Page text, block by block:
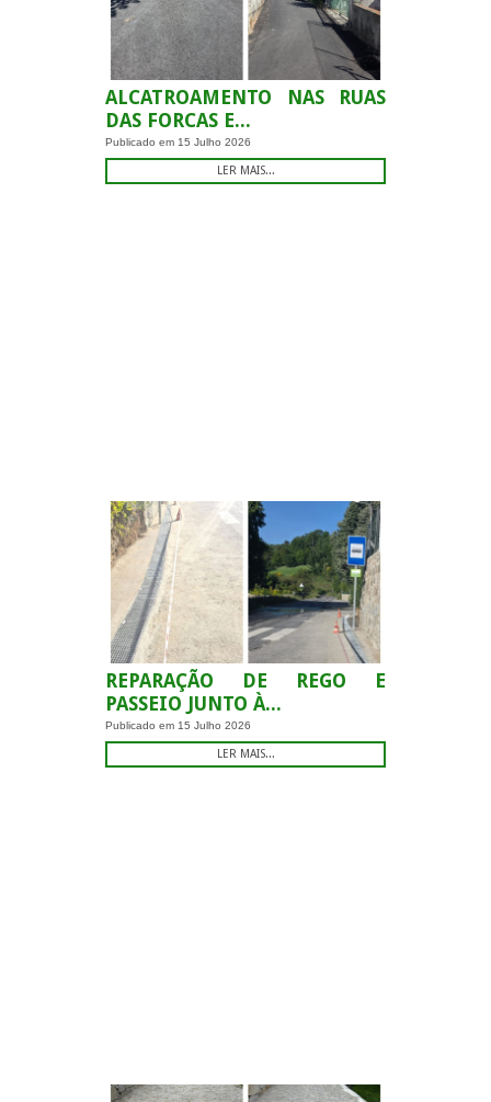
ALCATROAMENTO NAS RUAS
DAS FORCAS E...
Publicado em 15 Julho 2026
LER MAIS...
REPARAÇÃO DE REGO E
PASSEIO JUNTO À...
Publicado em 15 Julho 2026
LER MAIS...